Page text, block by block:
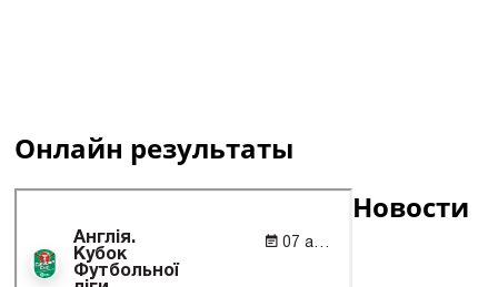
Онлайн результаты
Новости